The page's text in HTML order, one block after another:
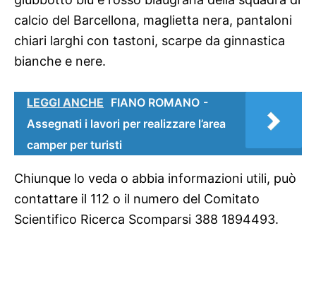
calcio del Barcellona, maglietta nera, pantaloni
chiari larghi con tastoni, scarpe da ginnastica
bianche e nere.
LEGGI ANCHE FIANO ROMANO -
Assegnati i lavori per realizzare l’area
camper per turisti
Chiunque lo veda o abbia informazioni utili, può
contattare il 112 o il numero del Comitato
Scientifico Ricerca Scomparsi 388 1894493.